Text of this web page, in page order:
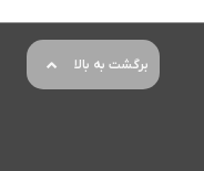
برگشت به بالا